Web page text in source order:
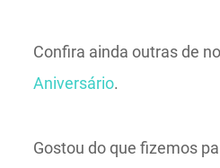
Confira ainda outras de
Aniversário.
Gostou do que fizemos